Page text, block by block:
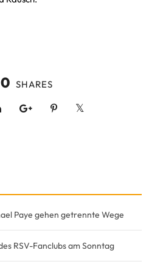
0 SHARES
Paye gehen getrennte Wege
RSV-Fanclubs am Sonntag